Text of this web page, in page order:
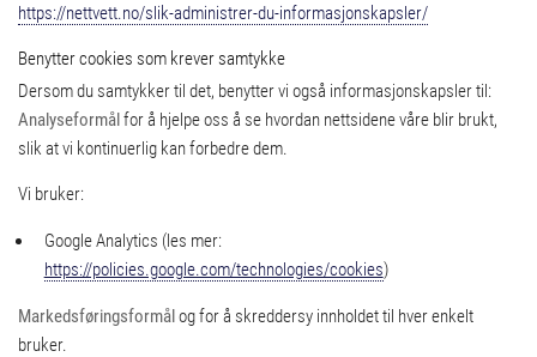
https://nettvett.no/slik-administrer-du-informasjonskapsler/
Benytter cookies som krever samtykke
Dersom du samtykker til det, benytter vi også informasjonskapsler til:
Analyseformålfor å hjelpe oss å se hvordan nettsidene våre blir brukt,
slik at vi kontinuerlig kan forbedre dem.
Vi bruker:
Google Analytics (les mer:
https://policies.google.com/technologies/cookies)
Markedsføringsformålog for å skreddersy innholdet til hver enkelt
bruker.